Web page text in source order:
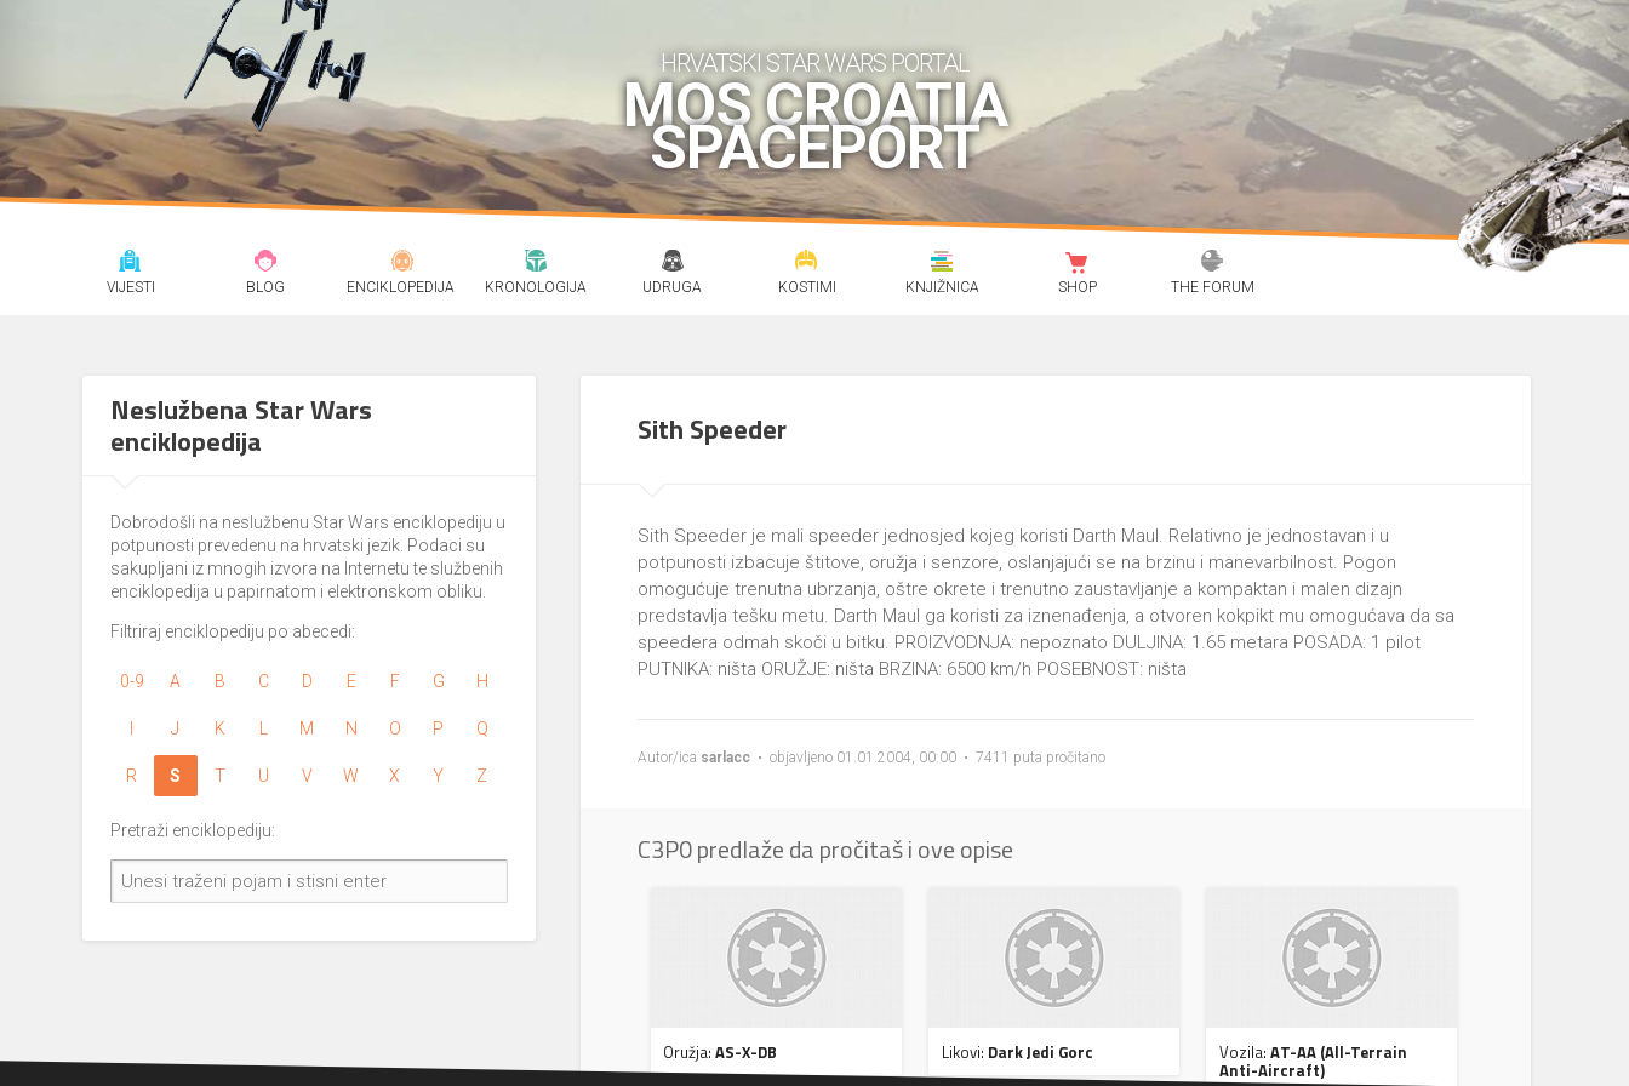
HRVATSKI STAR WARS PORTAL
MOS CROATIA
SPACEPORT
VIJESTI BLOG ENCIKLOPEDIJA KRONOLOGIJA UDRUGA KOSTIMI KNJIŽNICA SHOP THE FORUM
Neslužbena Star Wars
enciklopedija
Dobrodošli na neslužbenu Star Wars enciklopediju u
potpunosti prevedenu na hrvatski jezik. Podaci su
sakupljani iz mnogih izvora na Internetu te službenih
enciklopedija u papirnatom i elektronskom obliku.
Filtriraj enciklopediju po abecedi:
0-9 A B C D E F G H
J K M N O P Q
R S T U V W X Y Z
Pretraži enciklopediju:
Sith Speeder
Sith Speeder je mali speeder jednosjed kojeg koristi Darth Maul. Relativno je jednostavan i u
potpunosti izbacuje štitove, oružja i senzore, oslanjajući se na brzinu i manevarbilnost. Pogon
omogućuje trenutna ubrzanja, oštre okrete i trenutno zaustavljanje a kompaktan i malen dizajn
predstavlja tešku metu. Darth Maul ga koristi za iznenađenja, a otvoren kokpikt mu omogućava da sa
speedera odmah skoči u bitku. PROIZVODNJA: nepoznato DULJINA: 1.65 metara POSADA: 1 pilot
PUTNIKA: ništa ORUŽJE: ništa BRZINA: 6500 km/h POSEBNOST: ništa
Autor/ica sarlacc • objavljeno 01.01.2004, 00:00 • 7411 puta pročitano
C3P0 predlaže da pročitaš i ove opise
Oružja:AS-X-DB Likovi: Dark Jedi Gorc Vozila: AT-AA (All-Terrain
Anti-Aircraft)